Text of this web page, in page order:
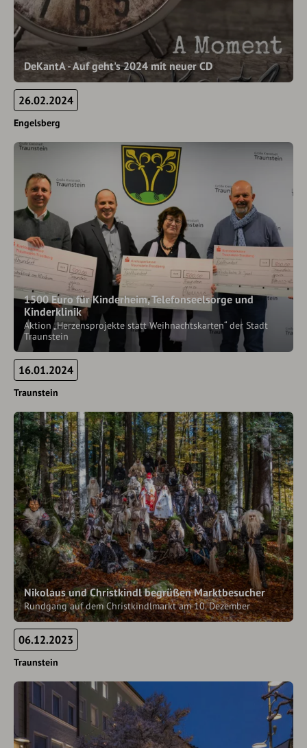
DeKantA - Auf geht's 2024 mit neuer CD
26.02.2024
Engelsberg
1500 Euro für Kinderheim, Telefonseelsorge und
Kinderklinik
Aktion „Herzensprojekte statt Weihnachtskarten“ der Stadt
Traunstein
16.01.2024
Traunstein
Nikolaus und Christkindl begrüßen Marktbesucher
Rundgang auf dem Christkindlmarkt am 10. Dezember
06.12.2023
Traunstein